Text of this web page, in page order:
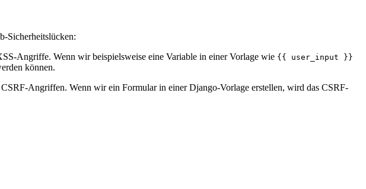
Sicherheitslücken:
Angriffe. Wenn wir beispielsweise eine Variable in einer Vorlage wie {{ user_input }}
können.
Angriffen. Wenn wir ein Formular in einer Django-Vorlage erstellen, wird das CSRF-